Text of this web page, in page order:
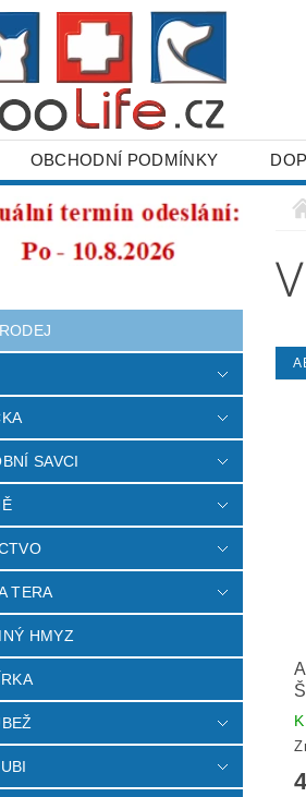
OBCHODNÍ PODMÍNKY
OD SMLOUVY
SAVCI
TERA
HMYZ